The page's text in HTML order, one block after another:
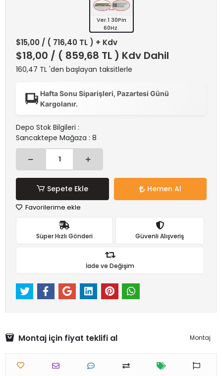
Ver.1 30Pin
60Hz.
$15,00 / ( 716,40 TL ) + Kdv
$18,00 / ( 859,68 TL ) Kdv Dahil
160,47 TL 'den başlayan taksitlerle
Hafta Sonu Siparişleri, Pazartesi Günü
Kargolanır.
Depo Stok Bilgileri :
Sancaktepe Mağaza : 8
Sepete Ekle Hemen Al
Favorilerime ekle
Süper Hızlı Gönderi Güvenli Alışveriş
İade ve Değişim
Montaj için fiyat teklifi al Montaj